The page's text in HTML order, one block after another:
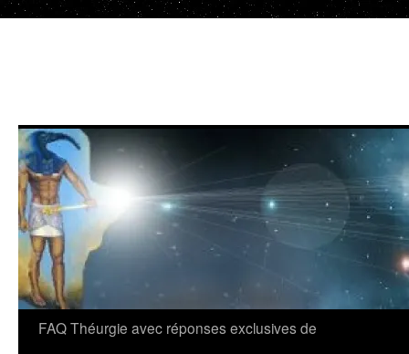
FAQ Théurgie avec réponses exclusives de